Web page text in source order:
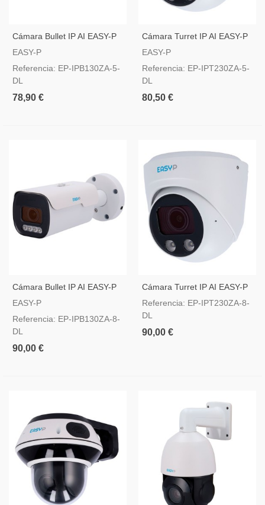
Cámara Bullet IP AI EASY-P
5MP Lente Motorizada
EASY-P
Referencia: EP-IPB130ZA-5-
DL
78,90 €
Cámara Turret IP AI EASY-P
5MP | Lente Motorizada
EASY-P
Referencia: EP-IPT230ZA-5-
DL
80,50 €
Cámara Bullet IP AI EASY-P
8MP Lente Motorizada
EASY-P
Referencia: EP-IPB130ZA-8-
DL
90,00 €
Cámara Turret IP AI EASY-P
8MP Lente Motorizada
2.7~13.5 Mm
Referencia: EP-IPT230ZA-8-
DL
90,00 €